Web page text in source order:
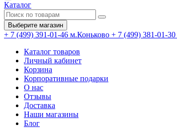
Каталог
Выберите магазин
+ 7 (499) 391-01-46 м.Коньково + 7 (499) 381-01-30
Каталог товаров
Личный кабинет
Корзина
Корпоративные подарки
О нас
Отзывы
Доставка
Наши магазины
Блог